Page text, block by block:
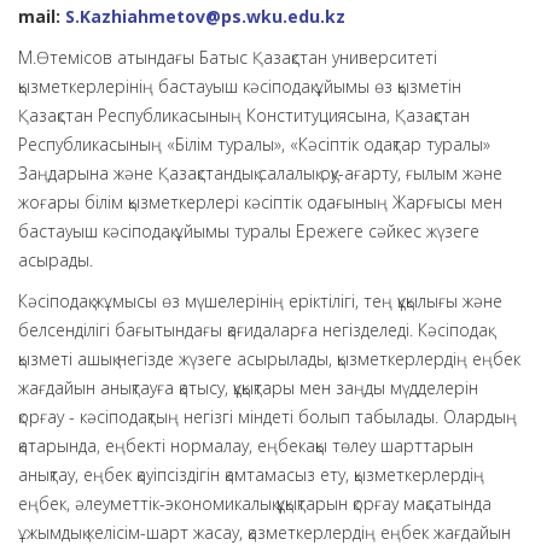
mail: S.Kazhiahmetov@ps.wku.edu.kz
М.Өтемісов атындағы Батыс Қазақстан университеті
қызметкерлерінің бастауыш кәсіподақ ұйымы өз қызметін
Қазақстан Республикасының Конституциясына, Қазақстан
Республикасының «Білім туралы», «Кәсіптік одақтар туралы»
Заңдарына және Қазақстандық салалық оқу-ағарту, ғылым және
жоғары білім қызметкерлері кәсіптік одағының Жарғысы мен
бастауыш кәсіподақ ұйымы туралы Ережеге сәйкес жүзеге
асырады.
Кәсіподақ жұмысы өз мүшелерінің еріктілігі, тең құқылығы және
белсенділігі бағытындағы қағидаларға негізделеді. Кәсіподақ
қызметі ашық негізде жүзеге асырылады, қызметкерлердің еңбек
жағдайын анықтауға қатысу, құқықтары мен заңды мүдделерін
қорғау - кәсіподақтың негізгі міндеті болып табылады. Олардың
қатарында, еңбекті нормалау, еңбекақы төлеу шарттарын
анықтау, еңбек қауіпсіздігін қамтамасыз ету, қызметкерлердің
еңбек, әлеуметтік-экономикалық құқықтарын қорғау мақсатында
ұжымдық келісім-шарт жасау, қазметкерлердің еңбек жағдайын